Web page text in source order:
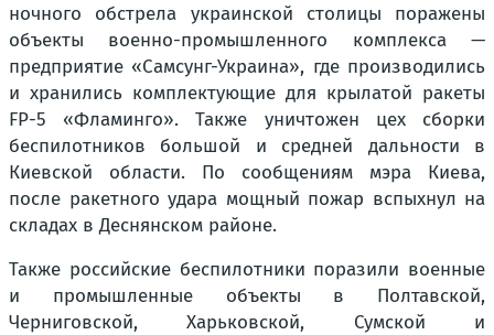
ночного обстрела украинской столицы поражены
объекты военно-промышленного комплекса —
предприятие «Самсунг-Украина», где производились
и хранились комплектующие для крылатой ракеты
FP-5 «Фламинго». Также уничтожен цех сборки
беспилотников большой и средней дальности в
Киевской области. По сообщениям мэра Киева,
после ракетного удара мощный пожар вспыхнул на
складах в Деснянском районе.
Также российские беспилотники поразили военные
и промышленные объекты в Полтавской,
Черниговской, Харьковской, Сумской и